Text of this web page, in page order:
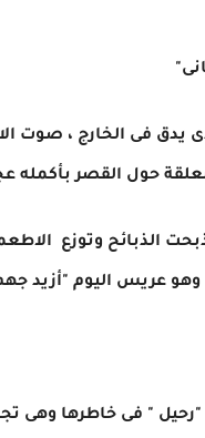
يدق فى الخارج ، صوت
حول القصر بأكمله
الذبائح وتوزع
وهو عريس اليوم "أزيد
"رحيل " فى خاطرها